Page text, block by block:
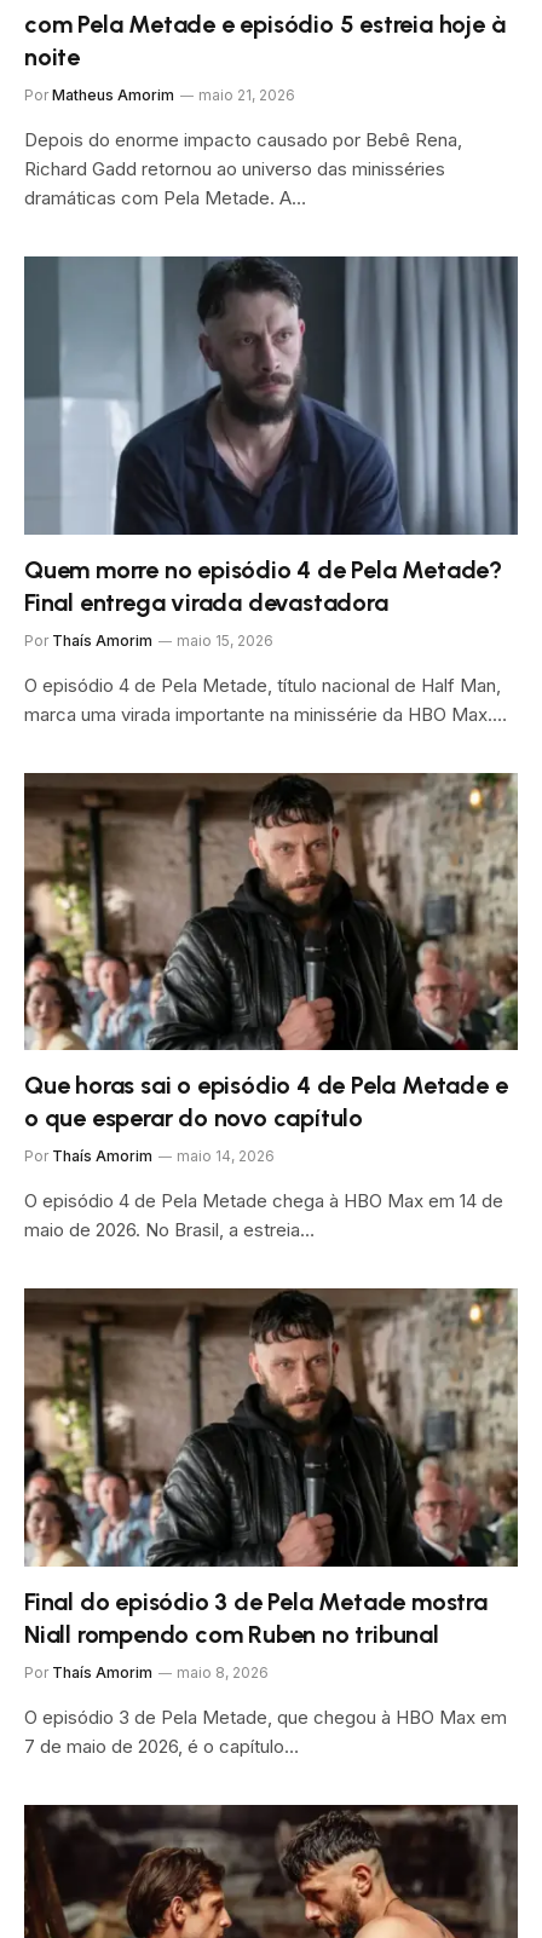
com Pela Metade e episódio 5 estreia hoje à
noite
Por Matheus Amorim maio 21, 2026
Depois do enorme impacto causado por Bebê Rena,
Richard Gadd retornou ao universo das minisséries
dramáticas com Pela Metade. A…
Quem morre no episódio 4 de Pela Metade?
Final entrega virada devastadora
Por Thaís Amorim maio 15, 2026
O episódio 4 de Pela Metade, título nacional de Half Man,
marca uma virada importante na minissérie da HBO Max.…
Que horas sai o episódio 4 de Pela Metade e
o que esperar do novo capítulo
Por Thaís Amorim maio 14, 2026
O episódio 4 de Pela Metade chega à HBO Max em 14 de
maio de 2026. No Brasil, a estreia…
Final do episódio 3 de Pela Metade mostra
Niall rompendo com Ruben no tribunal
Por Thaís Amorim maio 8, 2026
O episódio 3 de Pela Metade, que chegou à HBO Max em
7 de maio de 2026, é o capítulo…